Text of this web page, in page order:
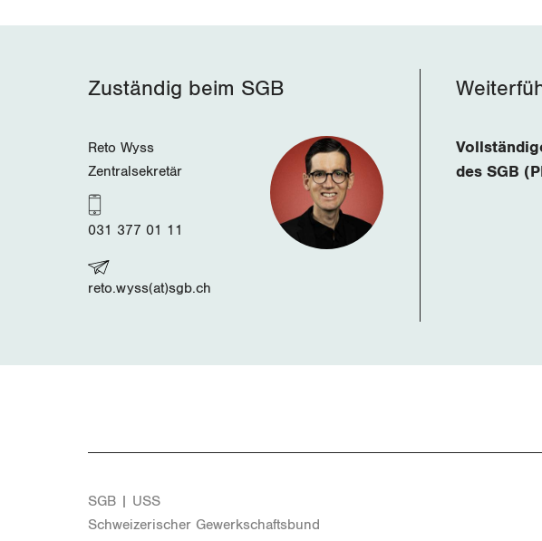
Zuständig beim SGB
Reto Wyss
Zentralsekretär
031 377 01 11
reto.wyss(at)sgb.ch
des SGB
SGB | USS
Schwei­ze­ri­scher Ge­werk­schafts­bund